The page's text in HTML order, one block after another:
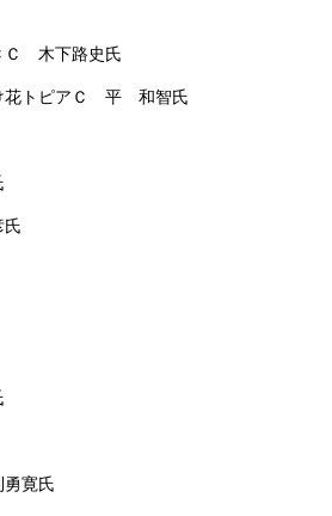
Ｃ 木下路史氏
花トピアＣ 平 和智氏
寛氏